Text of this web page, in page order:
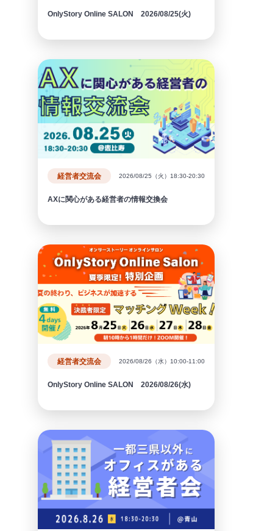
OnlyStory Online SALON 2026/08/25(火)
経営者交流会 2026/08/25（火）18:30-20:30
AXに関心がある経営者の情報交換会
経営者交流会 2026/08/26（水）10:00-11:00
OnlyStory Online SALON 2026/08/26(水)